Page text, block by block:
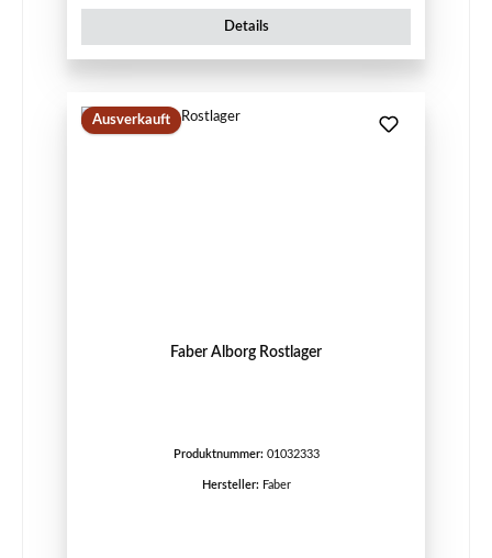
Details
Ausverkauft
Faber Alborg Rostlager
Produktnummer: 01032333
Hersteller: Faber